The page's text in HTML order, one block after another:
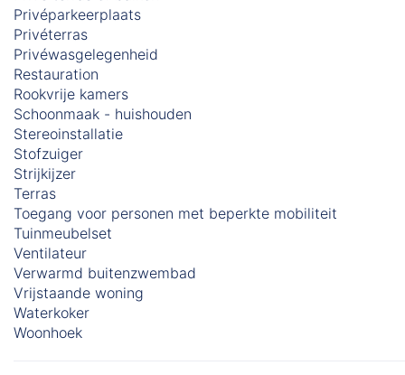
Privéparkeerplaats
Privéterras
Privéwasgelegenheid
Restauration
Rookvrije kamers
Schoonmaak - huishouden
Stereoinstallatie
Stofzuiger
Strijkijzer
Terras
Toegang voor personen met beperkte mobiliteit
Tuinmeubelset
Ventilateur
Verwarmd buitenzwembad
Vrijstaande woning
Waterkoker
Woonhoek